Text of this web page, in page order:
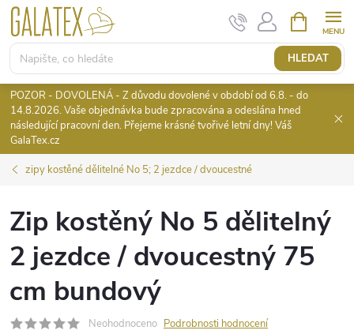
Přejít
obsah
HLEDAT
NÁKUPNÍ
KOŠÍK
POZOR - DOVOLENÁ - Z důvodu dovolené v období od 6.8. - do
14.8.2026. Vaše objednávka bude zpracována a odeslána hned
následující pracovní den. Přejeme krásné tvořivé letní dny! Váš
GalaTex.cz
zipy kostěné dělitelné No 5; 2 jezdce / dvoucestné
Zip kostěný No 5 dělitelný
2 jezdce / dvoucestný 75
cm bundový
Neohodnoceno Podrobnosti hodnocení